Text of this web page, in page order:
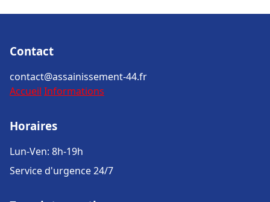
Contact
contact@assainissement-44.fr
Accueil Informations
Horaires
Lun-Ven: 8h-19h
Service d'urgence 24/7